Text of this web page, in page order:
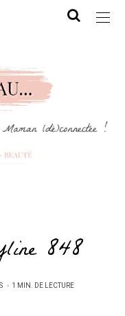
848
1 MIN. DE LECTURE